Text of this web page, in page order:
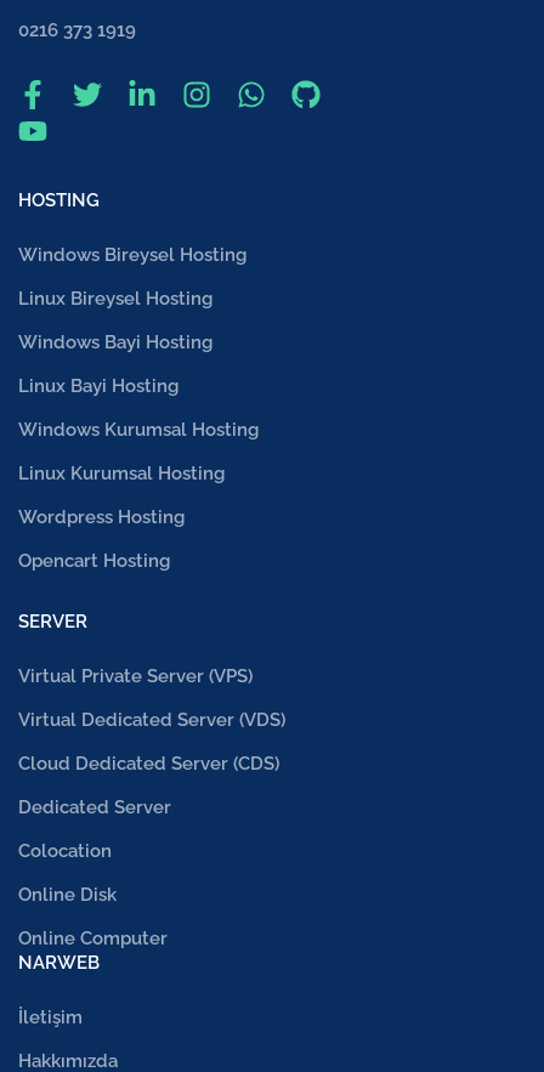
0216 373 1919
HOSTING
Windows Bireysel Hosting
Linux Bireysel Hosting
Windows Bayi Hosting
Linux Bayi Hosting
Windows Kurumsal Hosting
Linux Kurumsal Hosting
Wordpress Hosting
Opencart Hosting
SERVER
Virtual Private Server (VPS)
Virtual Dedicated Server (VDS)
Cloud Dedicated Server (CDS)
Dedicated Server
Colocation
Online Disk
Online Computer
NARWEB
İletişim
Hakkımızda